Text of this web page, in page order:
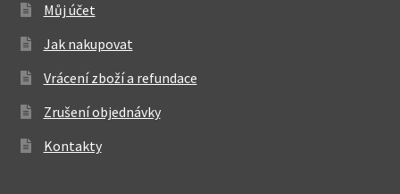
Můj účet
Jak nakupovat
Vrácení zboží a refundace
Zrušení objednávky
Kontakty